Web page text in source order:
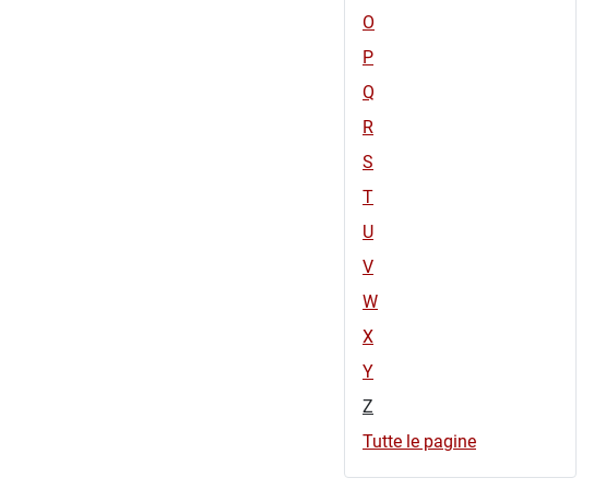
O
P
Q
R
S
T
U
V
W
X
Y
Z
Tutte le pagine